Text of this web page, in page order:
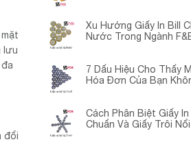
lưu
đổi
Xu Hướng Giấy In Bill
Nước Trong Ngành
7 Dấu Hiệu Cho Thấy
Hóa Đơn Của Bạn
Cách Phân Biệt Giấy In
Chuẩn Và Giấy Trôi Nổi